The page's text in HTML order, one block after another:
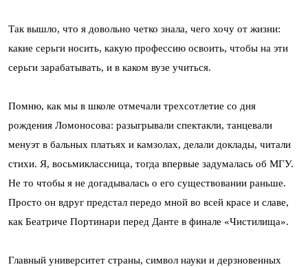
Так вышло, что я довольно четко знала, чего хочу от жизни:
какие серьги носить, какую профессию освоить, чтобы на эти
серьги зарабатывать, и в каком вузе учиться.
Помню, как мы в школе отмечали трехсотлетие со дня
рождения Ломоносова: разыгрывали спектакли, танцевали
менуэт в бальных платьях и камзолах, делали доклады, читали
стихи. Я, восьмиклассница, тогда впервые задумалась об МГУ.
Не то чтобы я не догадывалась о его существовании раньше.
Просто он вдруг предстал передо мной во всей красе и славе,
как Беатриче Портинари перед Данте в финале «Чистилища».
Главный университет страны, символ науки и дерзновенных